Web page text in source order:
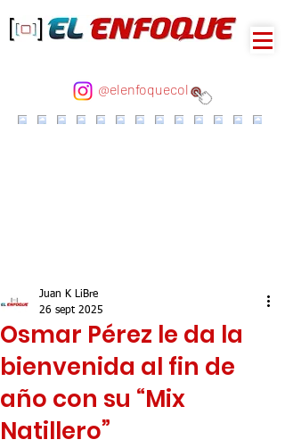
@elenfoquecol
Osmar Pérez le da la
bienvenida al fin de
año con su “Mix
Natillero”
Juan K LiBre
26 sept 2025